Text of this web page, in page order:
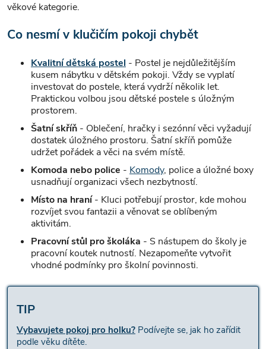
věkové kategorie.
Co nesmí v klučičím pokoji chybět
Kvalitní dětská postel - Postel je nejdůležitějším
kusem nábytku v dětském pokoji. Vždy se vyplatí
investovat do postele, která vydrží několik let.
Praktickou volbou jsou dětské postele s úložným
prostorem.
Šatní skříň - Oblečení, hračky i sezónní věci vyžadují
dostatek úložného prostoru. Šatní skříň pomůže
udržet pořádek a věci na svém místě.
Komoda nebo police - Komody, police a úložné boxy
usnadňují organizaci všech nezbytností.
Místo na hraní- Kluci potřebují prostor, kde mohou
rozvíjet svou fantazii a věnovat se oblíbeným
aktivitám.
Pracovní stůl pro školáka - S nástupem do školy je
pracovní koutek nutností. Nezapomeňte vytvořit
vhodné podmínky pro školní povinnosti.
TIP
Vybavujete pokoj pro holku? Podívejte se, jak ho zařídit
podle věku dítěte.